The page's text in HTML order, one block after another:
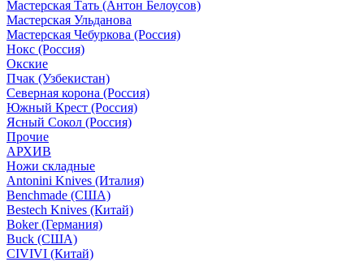
Мастерская Тать (Антон Белоусов)
Мастерская Ульданова
Мастерская Чебуркова (Россия)
Нокс (Россия)
Окские
Пчак (Узбекистан)
Северная корона (Россия)
Южный Крест (Россия)
Ясный Сокол (Россия)
Прочие
АРХИВ
Ножи складные
Antonini Knives (Италия)
Benchmade (США)
Bestech Knives (Китай)
Boker (Германия)
Buck (США)
CIVIVI (Китай)